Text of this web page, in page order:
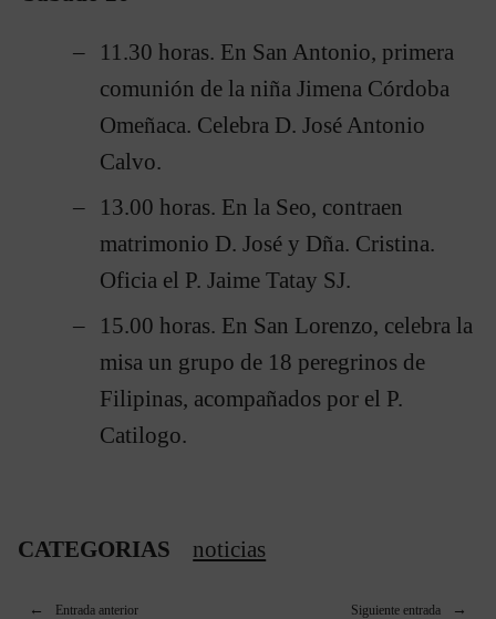
11.30 horas. En San Antonio, primera
comunión de la niña Jimena Córdoba
Omeñaca. Celebra D. José Antonio
Calvo.
13.00 horas. En la Seo, contraen
matrimonio D. José y Dña. Cristina.
Oficia el P. Jaime Tatay SJ.
15.00 horas. En San Lorenzo, celebra la
misa un grupo de 18 peregrinos de
Filipinas, acompañados por el P.
Catilogo.
CATEGORIAS noticias
Entrada anterior
Siguiente entrada